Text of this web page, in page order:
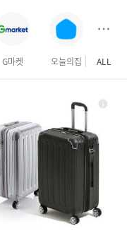
대나무돗자리
장지 18 가디건
전거중고
ALL
G마켓 오늘의집 하이